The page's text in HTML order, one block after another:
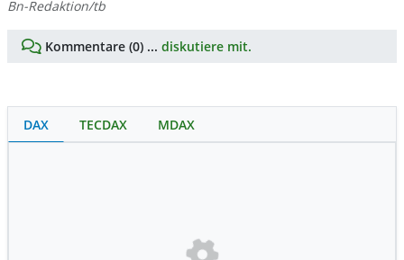
Bn-Redaktion/tb
Kommentare (0) ... diskutiere mit.
DAX TECDAX MDAX